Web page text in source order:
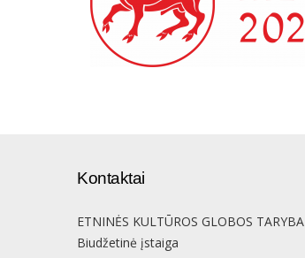
Kontaktai
ETNINĖS KULTŪROS GLOBOS TARYBA
Biudžetinė įstaiga